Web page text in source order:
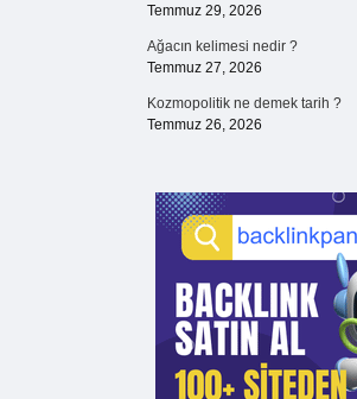
Temmuz 29, 2026
Ağacın kelimesi nedir ?
Temmuz 27, 2026
Kozmopolitik ne demek tarih ?
Temmuz 26, 2026